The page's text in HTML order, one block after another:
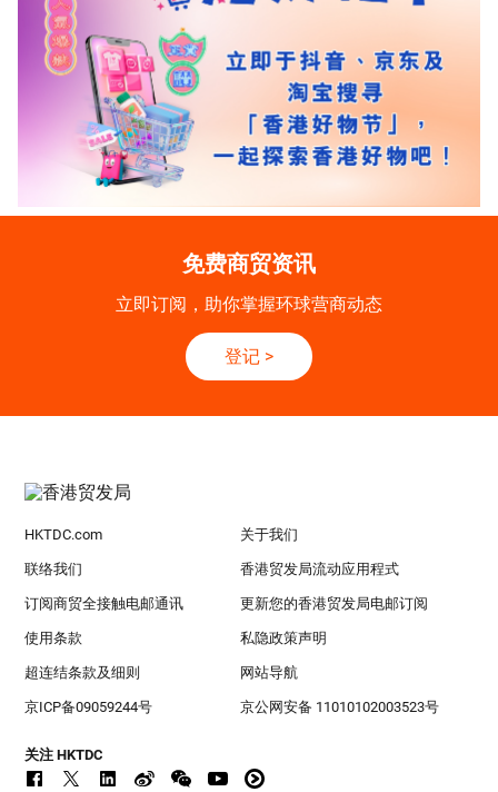
免费商贸资讯
立即订阅，助你掌握环球营商动态
登记 >
HKTDC.com 关于我们
联络我们 香港贸发局流动应用程式
订阅商贸全接触电邮通讯 更新您的香港贸发局电邮订阅
使用条款 私隐政策声明
超连结条款及细则 网站导航
京ICP备09059244号 京公网安备 11010102003523号
关注 HKTDC